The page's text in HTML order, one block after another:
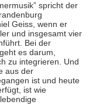
spricht der
Geiss, wenn er
und insgesamt vier
Bei der
es darum,
zu integrieren. Und
aus der
ist und heute
ist wie